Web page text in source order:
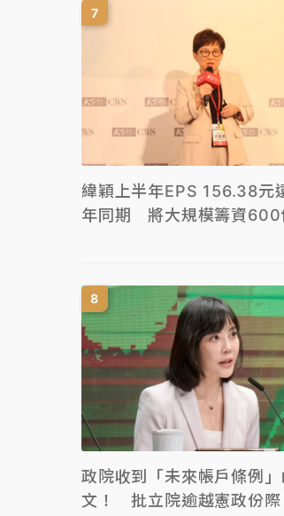
緯穎上半年EPS 156.38元
年同期 將大規模籌資600
政院收到「未來帳戶條例」
文！ 批立院逾越憲政份際